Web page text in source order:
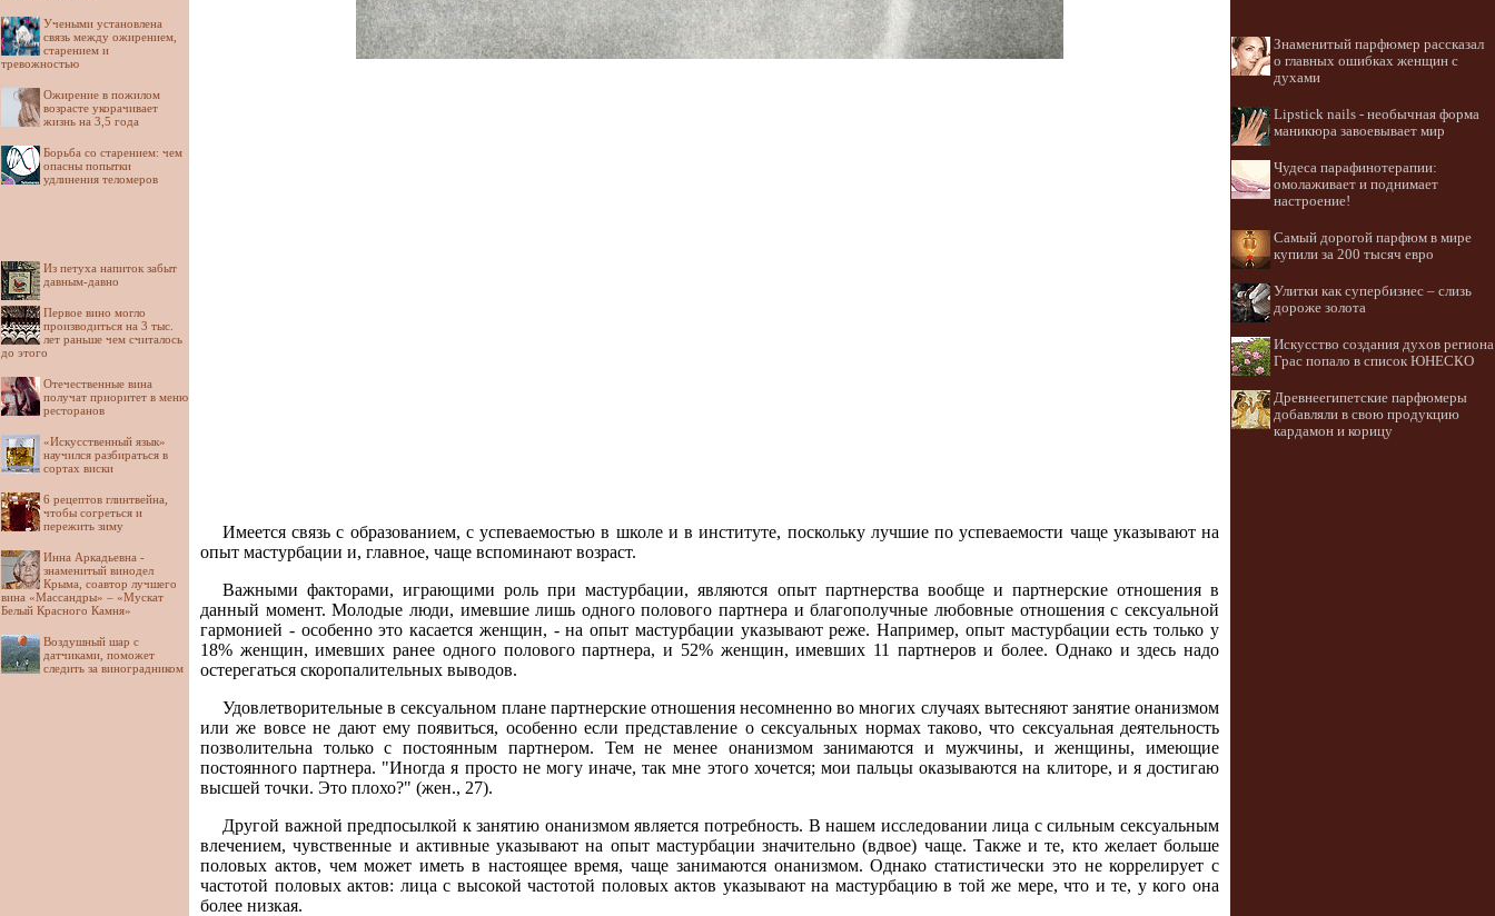
Учеными установлена
связь между ожирением,
старением и
тревожностью
Ожирение в пожилом
возрасте укорачивает
жизнь на 3,5 года
Борьба со старением: чем
опасны попытки
удлинения теломеров
Из петуха напиток забыт
давным-давно
Первое вино могло
производиться на 3 тыс.
лет раньше чем считалось
до этого
Отечественные вина
получат приоритет в меню
ресторанов
«Искусственный язык»
научился разбираться в
сортах виски
6 рецептов глинтвейна,
чтобы согреться и
пережить зиму
Инна Аркадьевна -
знаменитый винодел
Крыма, соавтор лучшего
вина «Массандры» – «Мускат
Белый Красного Камня»
Воздушный шар с
датчиками, поможет
следить за виноградником
Имеется связь с образованием, с успеваемостью в школе и в институте, поскольку лучшие по успеваемости чаще указывают на
опыт мастурбации и, главное, чаще вспоминают возраст.
Важными факторами, играющими роль при мастурбации, являются опыт партнерства вообще и партнерские отношения в
данный момент. Молодые люди, имевшие лишь одного полового партнера и благополучные любовные отношения с сексуальной
гармонией - особенно это касается женщин, - на опыт мастурбации указывают реже. Например, опыт мастурбации есть только у
18% женщин, имевших ранее одного полового партнера, и 52% женщин, имевших 11 партнеров и более. Однако и здесь надо
остерегаться скоропалительных выводов.
Удовлетворительные в сексуальном плане партнерские отношения несомненно во многих случаях вытесняют занятие онанизмом
или же вовсе не дают ему появиться, особенно если представление о сексуальных нормах таково, что сексуальная деятельность
позволительна только с постоянным партнером. Тем не менее онанизмом занимаются и мужчины, и женщины, имеющие
постоянного партнера. "Иногда я просто не могу иначе, так мне этого хочется; мои пальцы оказываются на клиторе, и я достигаю
высшей точки. Это плохо?" (жен., 27).
Другой важной предпосылкой к занятию онанизмом является потребность. В нашем исследовании лица с сильным сексуальным
влечением, чувственные и активные указывают на опыт мастурбации значительно (вдвое) чаще. Также и те, кто желает больше
половых актов, чем может иметь в настоящее время, чаще занимаются онанизмом. Однако статистически это не коррелирует с
частотой половых актов: лица с высокой частотой половых актов указывают на мастурбацию в той же мере, что и те, у кого она
более низкая.
Знаменитый парфюмер рассказал
о главных ошибках женщин с
духами
Lipstick nails - необычная форма
маникюра завоевывает мир
Чудеса парафинотерапии:
омолаживает и поднимает
настроение!
Самый дорогой парфюм в мире
купили за 200 тысяч евро
Улитки как супербизнес – слизь
дороже золота
Искусство создания духов региона
Грас попало в список ЮНЕСКО
Древнеегипетские парфюмеры
добавляли в свою продукцию
кардамон и корицу